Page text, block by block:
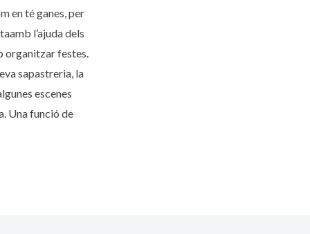
en té ganes, per
l’ajuda dels
organitzar festes.
sapastreria, la
escenes
Una funció de